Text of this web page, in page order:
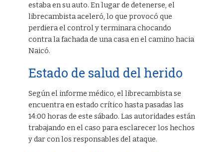
estaba en su auto. En lugar de detenerse, el
librecambista aceleró, lo que provocó que
perdiera el control y terminara chocando
contra la fachada de una casa en el camino hacia
Naicó.
Estado de salud del herido
Según el informe médico, el librecambista se
encuentra en estado crítico hasta pasadas las
14:00 horas de este sábado. Las autoridades están
trabajando en el caso para esclarecer los hechos
y dar con los responsables del ataque.